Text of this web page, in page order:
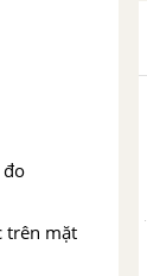
đo
trên mặt